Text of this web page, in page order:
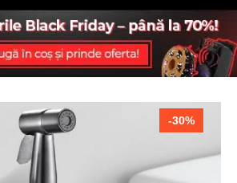
Logare
Parola uitata?
-30%